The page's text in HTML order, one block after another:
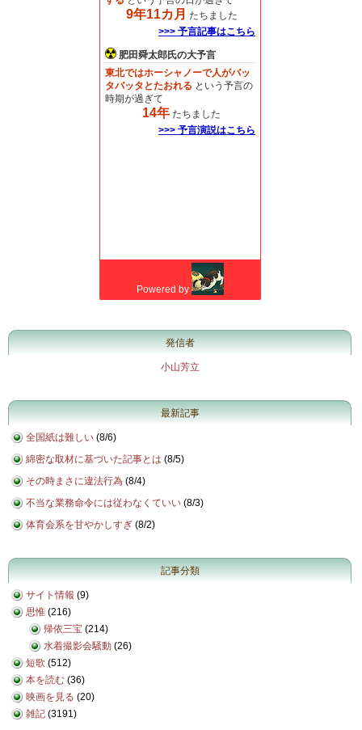
発信者
小山芳立
最新記事
全国紙は難しい (8/6)
綿密な取材に基づいた記事とは (8/5)
その時まさに違法行為 (8/4)
不当な業務命令には従わなくていい (8/3)
体育会系を甘やかしすぎ (8/2)
記事分類
サイト情報 (9)
思惟 (216)
帰依三宝 (214)
水着撮影会騒動 (26)
短歌 (512)
本を読む (36)
映画を見る (20)
雑記 (3191)